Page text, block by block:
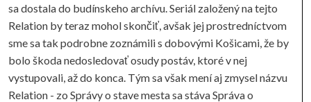
sa dostala do budínskeho archívu. Seriál založený na tejto
Relation by teraz mohol skončiť, avšak jej prostredníctvom
sme sa tak podrobne zoznámili s dobovými Košicami, že by
bolo škoda nedosledovať osudy postáv, ktoré v nej
vystupovali, až do konca. Tým sa však mení aj zmysel názvu
Relation - zo Správy o stave mesta sa stáva Správa o